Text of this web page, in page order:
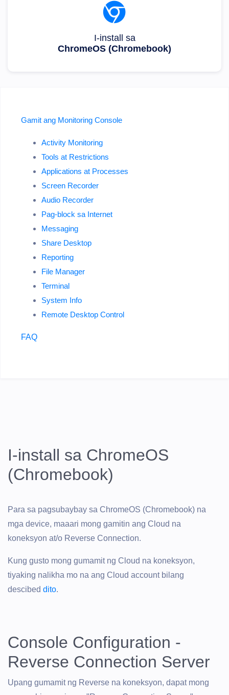
I-install sa
ChromeOS (Chromebook)
Gamit ang Monitoring Console
Activity Monitoring
Tools at Restrictions
Applications at Processes
Screen Recorder
Audio Recorder
Pag-block sa Internet
Messaging
Share Desktop
Reporting
File Manager
Terminal
System Info
Remote Desktop Control
FAQ
I-install sa ChromeOS
(Chromebook)
Para sa pagsubaybay sa ChromeOS (Chromebook) na
mga device, maaari mong gamitin ang Cloud na
koneksyon at/o Reverse Connection.
Kung gusto mong gumamit ng Cloud na koneksyon,
tiyaking nalikha mo na ang Cloud account bilang
descibed dito.
Console Configuration -
Reverse Connection Server
Upang gumamit ng Reverse na koneksyon, dapat mong